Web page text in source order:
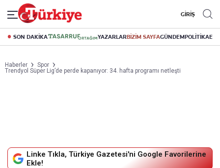
GİRİŞ
SON DAKİKA YAZARLARBİZİM SAYFAGÜNDEMPOLİTİKA
Haberler
Spor
Trendyol Süper Lig’de perde kapanıyor: 34. hafta programı netleşti
Linke Tıkla, Türkiye Gazetesi'ni Google Favorilerine
Ekle!